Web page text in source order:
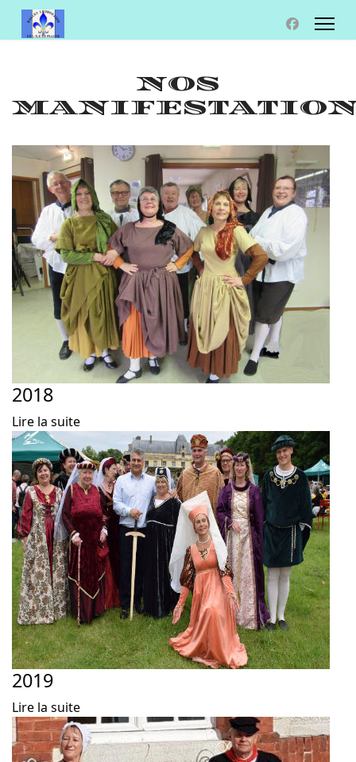
NOS
2018
Lire la suite
2019
Lire la suite